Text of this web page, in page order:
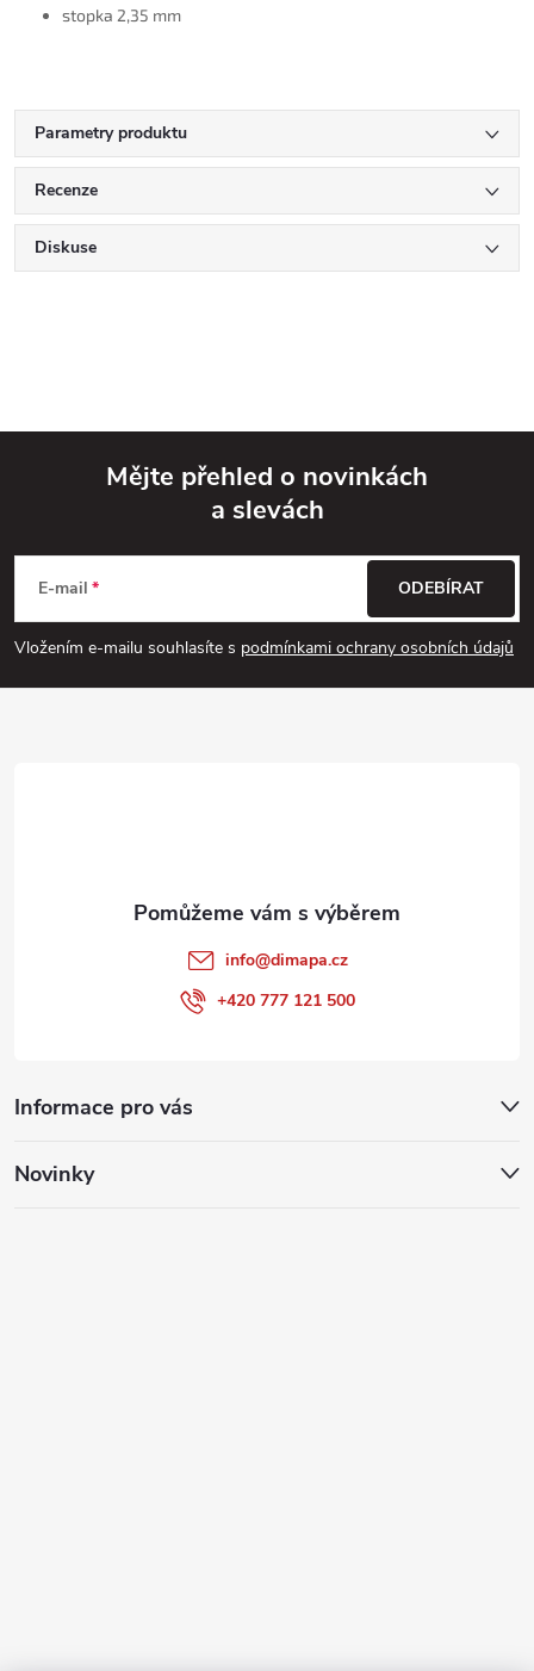
stopka 2,35 mm
Parametry produktu
Recenze
Diskuse
p
a
Mějte přehled o novinkách
a slevách
E-mail
Vložením e-mailu souhlasíte s podmínkami ochrany osobních údajů
ODEBÍRAT
Informace pro vás
Novinky
info@dimapa.cz
+420 777 121 500